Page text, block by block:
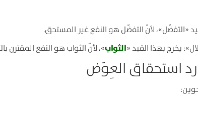
الثواب»، لأنّ الثواب هو النفع المقترن
استحقاق العِوَض